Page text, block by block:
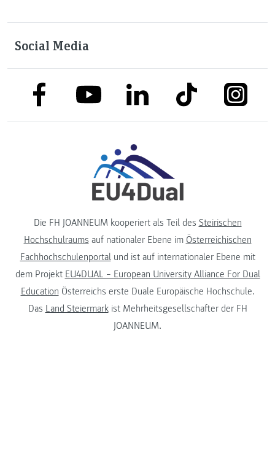
Social Media
link to facebooklink to youtubelink to linkedinlink to tiktok
Die FH JOANNEUM kooperiert als Teil des Steirischen
Hochschulraums auf nationaler Ebene im Österreichischen
Fachhochschulenportalund ist auf internationaler Ebene mit
dem Projekt EU4DUAL – European University Alliance For Dual
Education Österreichs erste Duale Europäische Hochschule.
Das Land Steiermarkist Mehrheitsgesellschafter der FH
JOANNEUM.